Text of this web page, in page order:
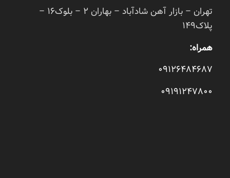
تهران – بازار آهن شادآباد – بهاران 2 – بلوک16 –
پلاک149
همراه:
09126484687
09191247800